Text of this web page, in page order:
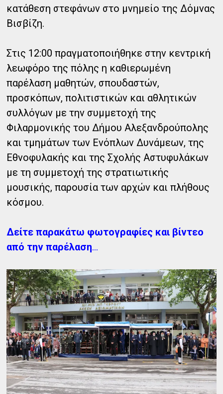
κατάθεση στεφάνων στο μνημείο της Δόμνας
Βισβίζη.
Στις 12:00 πραγματοποιήθηκε στην κεντρική
λεωφόρο της πόλης η καθιερωμένη
παρέλαση μαθητών, σπουδαστών,
προσκόπων, πολιτιστικών και αθλητικών
συλλόγων με την συμμετοχή της
Φιλαρμονικής του Δήμου Αλεξανδρούπολης
και τμημάτων των Ενόπλων Δυνάμεων, της
Εθνοφυλακής και της Σχολής Αστυφυλάκων
με τη συμμετοχή της στρατιωτικής
μουσικής, παρουσία των αρχών και πλήθους
κόσμου.
Δείτε παρακάτω φωτογραφίες και βίντεο
από την παρέλαση...